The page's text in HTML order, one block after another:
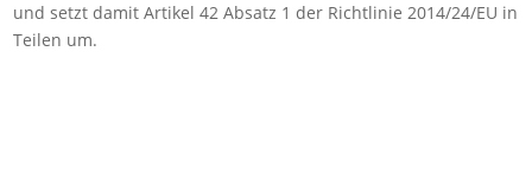
und setzt damit Artikel 42 Absatz 1 der Richtlinie 2014/24/EU in
Teilen um.